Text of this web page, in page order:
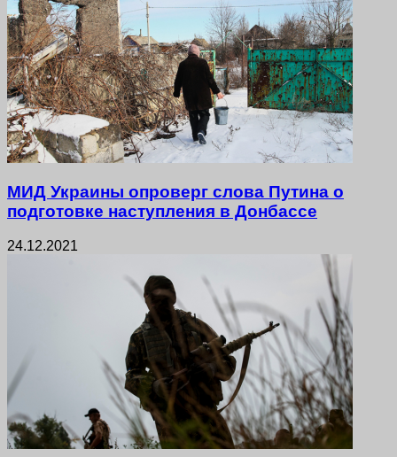
МИД Украины опроверг слова Путина о
подготовке наступления в Донбассе
24.12.2021